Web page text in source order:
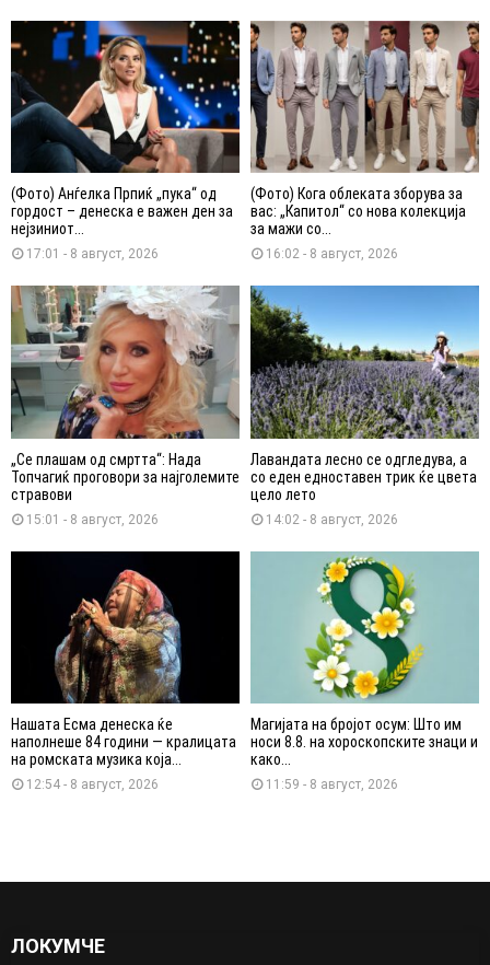
(Фото) Анѓелка Прпиќ „пука“ од
гордост – денеска е важен ден за
нејзиниот...
17:01 - 8 август, 2026
(Фото) Кога облеката зборува за
вас: „Капитол“ со нова колекција
за мажи со...
16:02 - 8 август, 2026
„Се плашам од смртта“: Нада
Топчагиќ проговори за најголемите
стравови
15:01 - 8 август, 2026
Лавандата лесно се одгледува, а
со еден едноставен трик ќе цвета
цело лето
14:02 - 8 август, 2026
Нашата Есма денеска ќе
наполнеше 84 години — кралицата
на ромската музика која...
12:54 - 8 август, 2026
Магијата на бројот осум: Што им
носи 8.8. на хороскопските знаци и
како...
11:59 - 8 август, 2026
ЛОКУМЧЕ